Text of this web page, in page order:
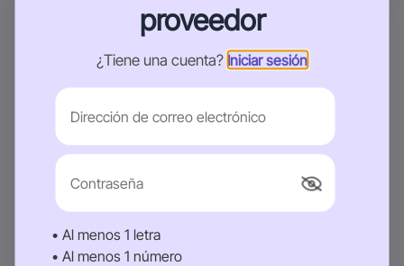
proveedor
¿Tiene una cuenta? Iniciar sesión
• Al menos 1 letra
• Al menos 1 número